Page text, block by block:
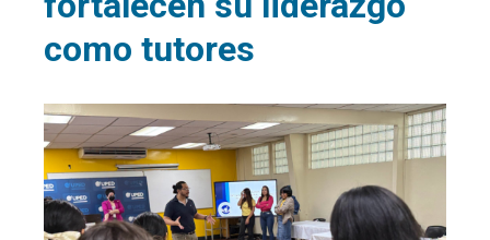
como tutores